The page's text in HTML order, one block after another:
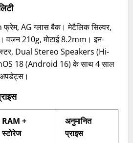
AG ग्लास बैक। मेटैलिक सिल्वर,
वजन 210g, मोटाई 8.2mm। इन-
Dual Stereo Speakers (Hi-
18 (Android 16) के साथ 4 साल
अपडेट्स।
RAM +
स्टोरेज
अनुमानित
प्राइस